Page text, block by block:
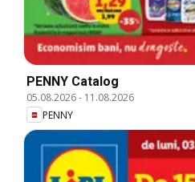
PENNY Catalog
05.08.2026- 11.08.2026
PENNY